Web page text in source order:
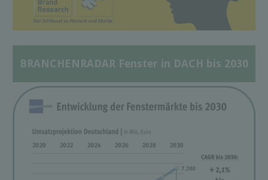
BRANCHENRADAR Fenster in DACH bis 2030